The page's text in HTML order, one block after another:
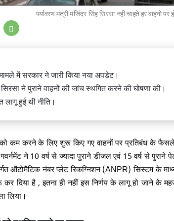
पर्यावरण मंत्री मंजिंदर सिंह सिरसा नहीं चाहते हर वाहनों पर
में सरकार ने जारी किया नया अपडेट।
सिरसा ने पुराने वाहनों की जांच स्थगित करने की घोषणा की।
हुई थी नीति।
कम करने के लिए शुरू किए गए वाहनों पर प्रतिबंध के
ने 10 वर्ष से ज्यादा पुराने डीजल एवं 15 वर्ष से
ऑटोमैटिक नंबर प्लेट रिकग्निशन (ANPR) सिस्टम के
दिया है , इतना ही नहीं इस निर्णय के लागू हो जाने के
लिया।
भिवंडी में एक इमारत का हिस्सा ढहा, 9 की मौत,
मलबे में लोगों के दबे होने की आशंका
श्री राम जन्मभूमि तीर्थ क्षेत्र ट्रस्ट में
फेरबदल, जगदीश आफळे बन सकते है नए सचिव